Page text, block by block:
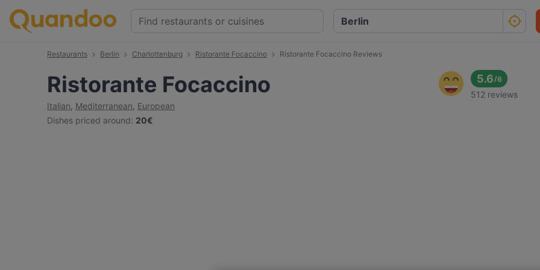
Restaurants Berlin Charlottenburg Ristorante Focaccino Ristorante Focaccino Reviews
Ristorante Focaccino
Italian, Mediterranean, European
Dishes priced around: 20€
5.6/6
512 reviews